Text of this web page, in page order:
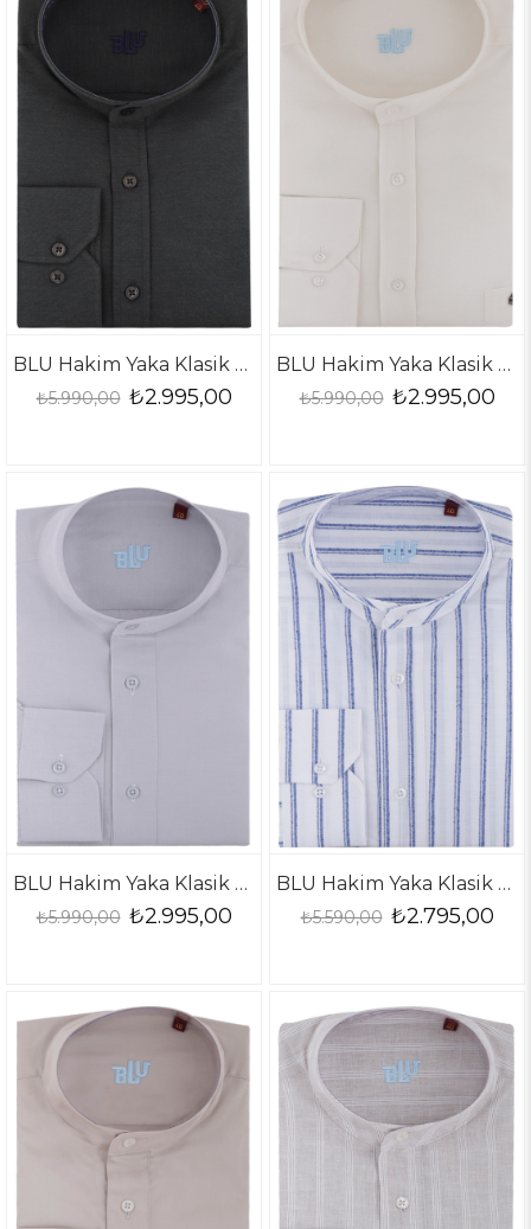
BLU Hakim Yaka Klasik Gömlek
₺2.995,00
₺5.990,00
BLU Hakim Yaka Klasik Gömlek
₺2.995,00
₺5.990,00
BLU Hakim Yaka Klasik Gömlek
₺2.995,00
₺5.990,00
BLU Hakim Yaka Klasik Gömlek
₺2.795,00
₺5.590,00